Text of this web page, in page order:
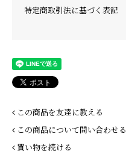
特定商取引法に基づく表記
この商品を友達に教える
この商品について問い合わせる
買い物を続ける